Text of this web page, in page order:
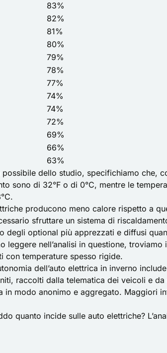
83%
82%
81%
80%
79%
78%
77%
74%
74%
72%
69%
66%
63%
dello studio, specifichiamo che,
sono di 32°F o di 0°C, mentre le
producono meno calore rispetto a
sfruttare un sistema di
degli optional più apprezzati e diffusi
leggere nell’analisi in questione,
con temperature spesso rigide.
dell’auto elettrica in inverno
raccolti dalla telematica dei veicoli e
in modo anonimo e aggregato. Maggiori
quanto incide sulle auto elettriche?